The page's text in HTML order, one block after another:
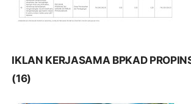
IKLAN KERJASAMA BPKAD
(16)